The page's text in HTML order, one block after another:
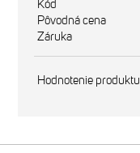
Kód
Pôvodná cena
Záruka
Hodnotenie produktu